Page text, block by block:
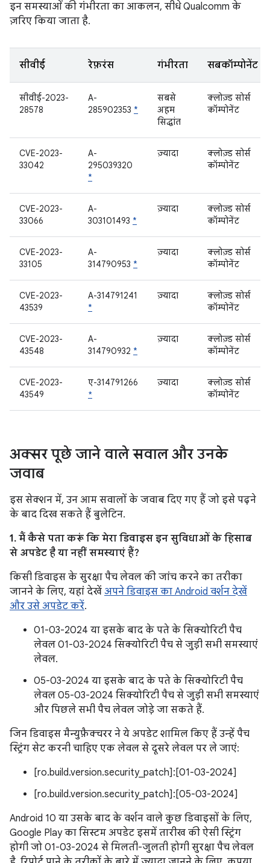
इन समस्याओं की गंभीरता का आकलन, सीधे Qualcomm के
ज़रिए किया जाता है.
सीवीई रेफ़रंस गंभीरता सबकॉम्पोनेंट
सीवीई-2023-
28578
A-
285902353 *
सबसे
अहम
सिद्धांत
क्लोज़्ड सोर्स
कॉम्पोनेंट
CVE-2023-
33042
A-
295039320
*
ज़्यादा
क्लोज़्ड सोर्स
कॉम्पोनेंट
CVE-2023-
33066
A-
303101493 *
ज़्यादा
क्लोज़्ड सोर्स
कॉम्पोनेंट
CVE-2023-
33105
A-
314790953 *
ज़्यादा
क्लोज़्ड सोर्स
कॉम्पोनेंट
CVE-2023-
43539
A-314791241
*
ज़्यादा
क्लोज़्ड सोर्स
कॉम्पोनेंट
CVE-2023-
43548
A-
314790932 *
ज़्यादा
क्लोज़्ड सोर्स
कॉम्पोनेंट
CVE-2023-
43549
ए-314791266
*
ज़्यादा
क्लोज़्ड सोर्स
कॉम्पोनेंट
अक्सर पूछे जाने वाले सवाल और उनके
जवाब
इस सेक्शन में, उन आम सवालों के जवाब दिए गए हैं जो इसे पढ़ने
के बाद दिख सकते हैं बुलेटिन.
1. मैं कैसे पता करूं कि मेरा डिवाइस इन सुविधाओं के हिसाब
से अपडेट है या नहीं समस्याएं हैं?
किसी डिवाइस के सुरक्षा पैच लेवल की जांच करने का तरीका
जानने के लिए, यहां देखें अपने डिवाइस का Android वर्शन देखें
और उसे अपडेट करें.
01-03-2024 या इसके बाद के पते के सिक्योरिटी पैच
लेवल 01-03-2024 सिक्योरिटी पैच से जुड़ी सभी समस्याएं
लेवल.
05-03-2024 या इसके बाद के पते के सिक्योरिटी पैच
लेवल 05-03-2024 सिक्योरिटी पैच से जुड़ी सभी समस्याएं
और पिछले सभी पैच लेवल जोड़े जा सकते हैं.
जिन डिवाइस मैन्युफ़ैक्चरर ने ये अपडेट शामिल किए हैं उन्हें पैच
स्ट्रिंग सेट करनी चाहिए एक लेवल से दूसरे लेवल पर ले जाएं:
[ro.build.version.security_patch]:[01-03-2024]
[ro.build.version.security_patch]:[05-03-2024]
Android 10 या उसके बाद के वर्शन वाले कुछ डिवाइसों के लिए,
Google Play का सिस्टम अपडेट इसमें तारीख की ऐसी स्ट्रिंग
होगी जो 01-03-2024 से मिलती-जुलती होगी सुरक्षा पैच लेवल